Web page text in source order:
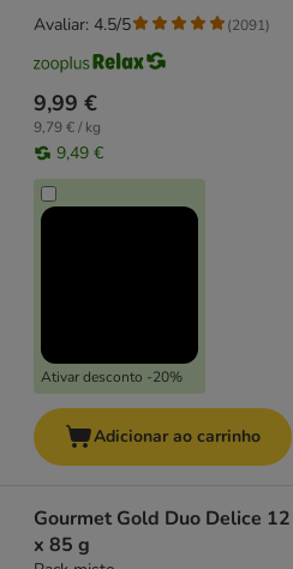
9,99 €
9,79 € / kg
9,49 €
Ativar desconto -20%
Avaliar: 4.5/5 (2091)
Adicionar ao carrinho
Gourmet Gold Duo Delice 12
x 85 g